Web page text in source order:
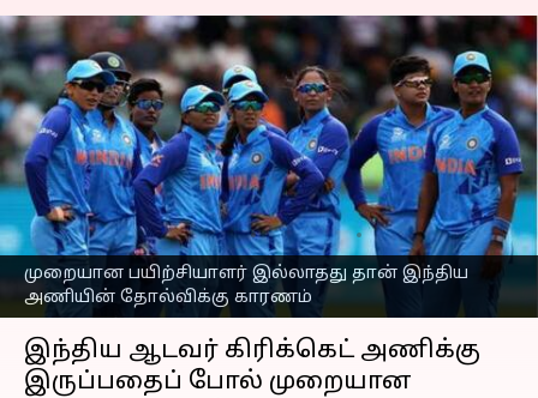
முறையான பயிற்சியாளர் இல்லாதது தான் இந்திய
அணியின் தோல்விக்கு காரணம்
முறையான பயிற்சியாளர்
இல்லாதது தான் இந்திய
அணியின் தோல்விக்கு
காரணம் : கிரிக்கெட்
நிபுணர்கள் கருத்து!
எழுதியவர் Sekar Chinnappan Feb 24, 2023 12:49 pm
செய்தி முன்னோட்டம்
இந்திய ஆடவர் கிரிக்கெட் அணிக்கு
இருப்பதைப் போல் முறையான